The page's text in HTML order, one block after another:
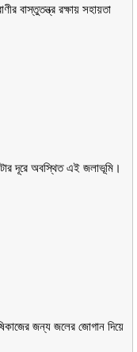
বাস্তুতন্ত্র রক্ষায় সহায়তা
দূরে অবস্থিত এই জলাভূমি।
জন্য জলের জোগান দিয়ে